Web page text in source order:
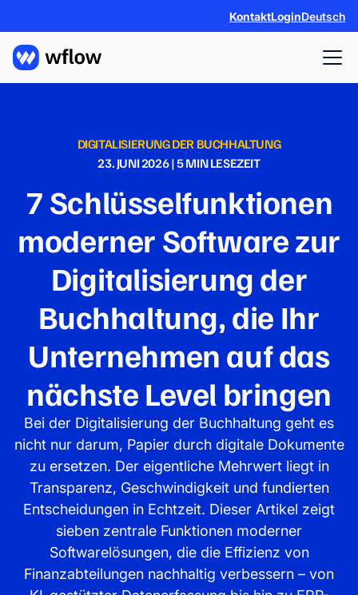
KontaktLoginDeutsch
DIGITALISIERUNG DER BUCHHALTUNG
23. JUNI 2026|5MIN LESEZEIT
7 Schlüsselfunktionen
moderner Software zur
Digitalisierung der
Buchhaltung, die Ihr
Unternehmen auf das
nächste Level bringen
Bei der Digitalisierung der Buchhaltung geht es
nicht nur darum, Papier durch digitale Dokumente
zu ersetzen. Der eigentliche Mehrwert liegt in
Transparenz, Geschwindigkeit und fundierten
Entscheidungen in Echtzeit. Dieser Artikel zeigt
sieben zentrale Funktionen moderner
Softwarelösungen, die die Effizienz von
Finanzabteilungen nachhaltig verbessern – von